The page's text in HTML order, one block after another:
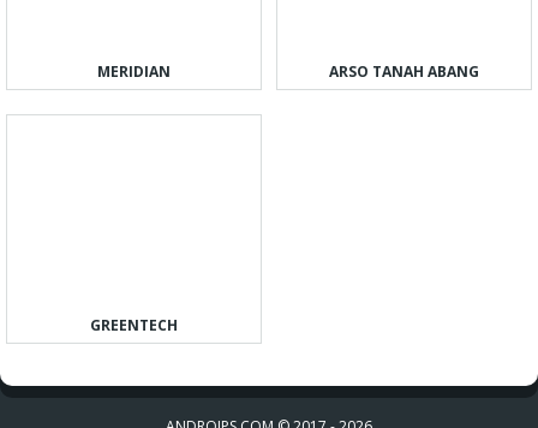
MERIDIAN ARSO TANAH ABANG
GREENTECH